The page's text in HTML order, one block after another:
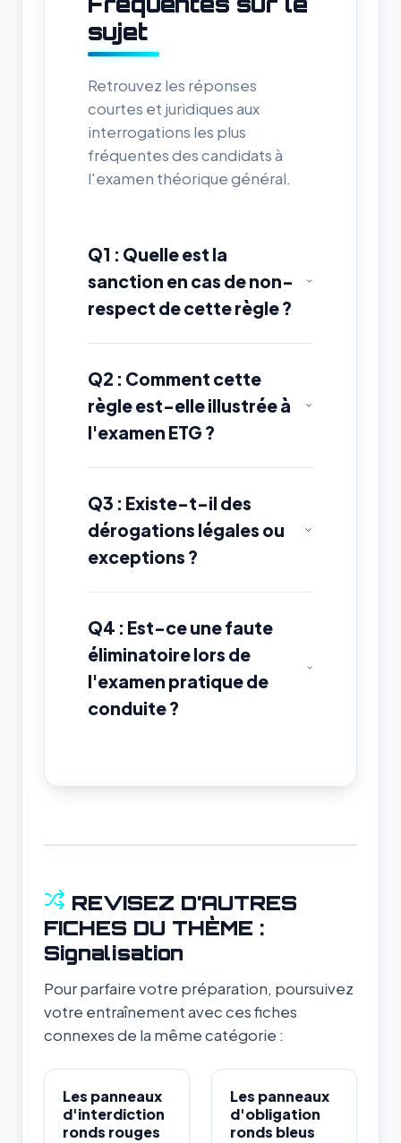
sujet
Retrouvez les réponses
courtes et juridiques aux
interrogations les plus
fréquentes des candidats à
l'examen théorique général.
Q1 : Quelle est la
sanction en cas de non-
respect de cette règle ?
Q2 : Comment cette
règle est-elle illustrée à
l'examen ETG ?
Q3 : Existe-t-il des
dérogations légales ou
exceptions ?
Q4 : Est-ce une faute
éliminatoire lors de
l'examen pratique de
conduite ?
REVISEZ D'AUTRES
FICHES DU THÈME :
Signalisation
Pour parfaire votre préparation, poursuivez
votre entraînement avec ces fiches
connexes de la même catégorie :
Les panneaux
d'interdiction
ronds rouges
Les panneaux
d'obligation
ronds bleus